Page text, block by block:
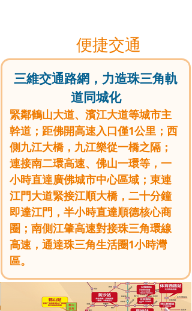
便捷交通
三維交通路網，力造珠三角軌
道同城化
緊鄰鶴山大道、濱江大道等城市主
幹道；距佛開高速入口僅1公里；西
側九江大橋，九江樂從一橋之隔；
連接南二環高速、佛山一環等，一
小時直達廣佛城市中心區域；東連
江門大道緊接江順大橋，二十分鐘
即達江門，半小時直達順德核心商
圈；南側江肇高速對接珠三角環線
高速，通達珠三角生活圈1小時灣
區。